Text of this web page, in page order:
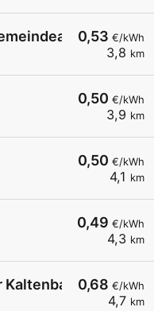
0,53 €/kWh
3,8 km
AC2
0,50 €/kWh
3,9 km
0,50 €/kWh
4,1 km
0,49 €/kWh
4,3 km
0,68 €/kWh
4,7 km
Kaltenbach